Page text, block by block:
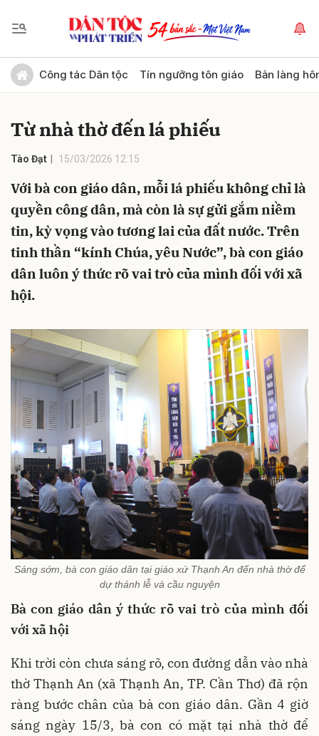
Công tác Dân tộc Tín ngưỡng tôn giáo Bản làng
Từ nhà thờ đến lá phiếu
Tào Đạt 15/03/2026 12:15
Với bà con giáo dân, mỗi lá phiếu không chỉ là
quyền công dân, mà còn là sự gửi gắm niềm
tin, kỳ vọng vào tương lai của đất nước. Trên
tinh thần “kính Chúa, yêu Nước”, bà con giáo
dân luôn ý thức rõ vai trò của mình đối với xã
hội.
Sáng sớm, bà con giáo dân tại giáo xứ Thạnh An đến nhà thờ để
dự thánh lễ và cầu nguyện
Bàcon giáo dân ý thức rõ vai trò của mình đối
với xã hội
Khi trời còn chưa sáng rõ, con đường dẫn vào nhà
thờ Thạnh An (xã Thạnh An, TP. Cần Thơ) đã rộn
ràng bước chân của bà con giáo dân. Gần 4 giờ
sáng ngày 15/3, bà con có mặt tại nhà thờ để
Gửi bình luận
Hủy Gửi